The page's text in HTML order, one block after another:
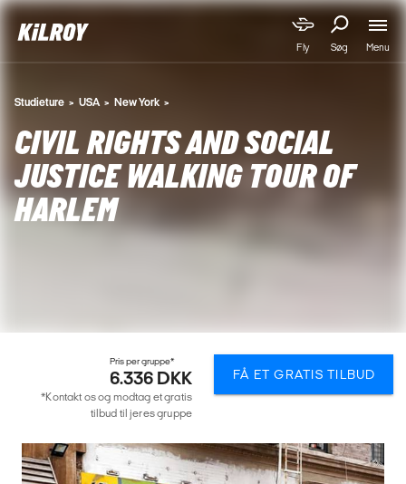
Fly Søg Menu
Studieture USA New York
CIVIL RIGHTS AND SOCIAL
JUSTICE WALKING TOUR OF
HARLEM
Pris per gruppe*
6.336 DKK
*Kontakt os og modtag et gratis
tilbud til jeres gruppe
FÅ ET GRATIS TILBUD